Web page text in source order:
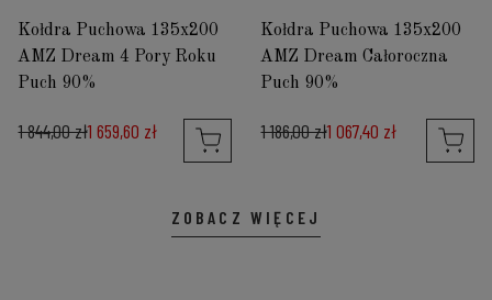
Kołdra Puchowa 135x200
AMZ Dream 4 Pory Roku
Puch 90%
1 844,00 zł1 659,60 zł
Kołdra Puchowa 135x200
AMZ Dream Całoroczna
Puch 90%
1 186,00 zł1 067,40 zł
ZOBACZ WIĘCEJ